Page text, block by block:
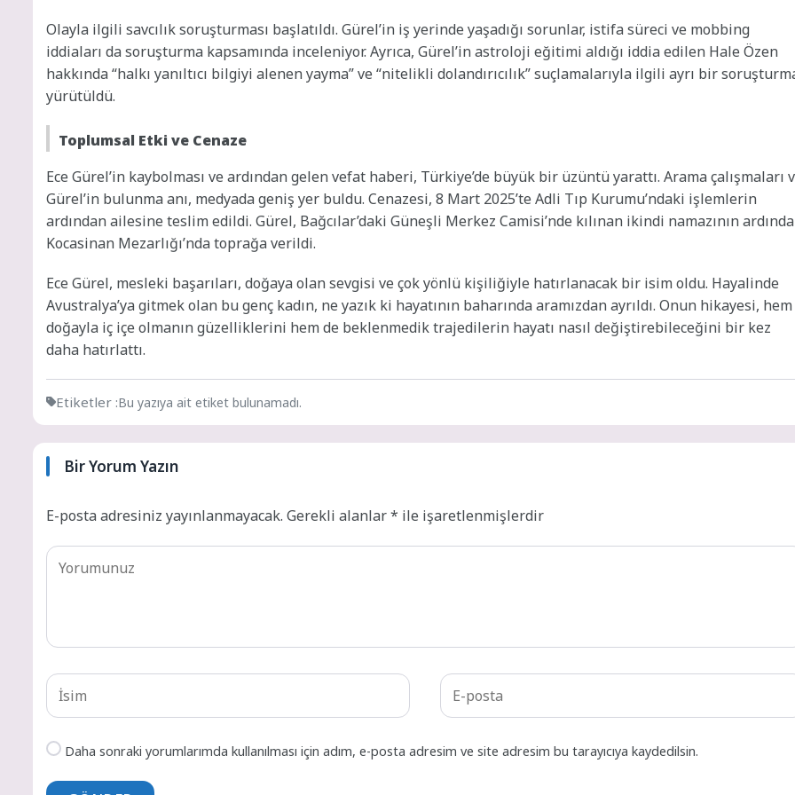
Olayla ilgili savcılık soruşturması başlatıldı. Gürel’in iş yerinde yaşadığı sorunlar, istifa süreci ve mobbing
iddiaları da soruşturma kapsamında inceleniyor. Ayrıca, Gürel’in astroloji eğitimi aldığı iddia edilen Hale Özen
hakkında “halkı yanıltıcı bilgiyi alenen yayma” ve “nitelikli dolandırıcılık” suçlamalarıyla ilgili ayrı bir
yürütüldü.
Toplumsal Etki ve Cenaze
Ece Gürel’in kaybolması ve ardından gelen vefat haberi, Türkiye’de büyük bir üzüntü yarattı. Arama çalışmaları
Gürel’in bulunma anı, medyada geniş yer buldu. Cenazesi, 8 Mart 2025’te Adli Tıp Kurumu’ndaki işlemlerin
ardından ailesine teslim edildi. Gürel, Bağcılar’daki Güneşli Merkez Camisi’nde kılınan ikindi namazının
Kocasinan Mezarlığı’nda toprağa verildi.
Ece Gürel, mesleki başarıları, doğaya olan sevgisi ve çok yönlü kişiliğiyle hatırlanacak bir isim oldu. Hayalinde
Avustralya’ya gitmek olan bu genç kadın, ne yazık ki hayatının baharında aramızdan ayrıldı. Onun hikayesi, hem
doğayla iç içe olmanın güzelliklerini hem de beklenmedik trajedilerin hayatı nasıl değiştirebileceğini bir kez
daha hatırlattı.
Etiketler :Bu yazıya ait etiket bulunamadı.
Bir Yorum Yazın
E-posta adresiniz yayınlanmayacak. Gerekli alanlar* ile işaretlenmişlerdir
Daha sonraki yorumlarımda kullanılması için adım, e-posta adresim ve site adresim bu tarayıcıya kaydedilsin.